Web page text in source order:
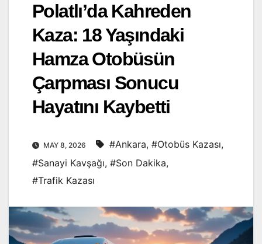
Polatlı’da Kahreden
Kaza: 18 Yaşındaki
Hamza Otobüsün
Çarpması Sonucu
Hayatını Kaybetti
MAY 8, 2026 #Ankara, #Otobüs Kazası,
#Sanayi Kavşağı, #Son Dakika,
#Trafik Kazası